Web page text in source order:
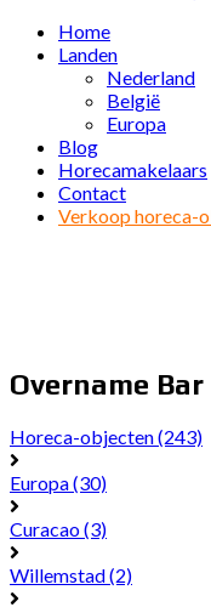
Home
Landen
Nederland
België
Europa
Blog
Horecamakelaars
Contact
Verkoop horeca-
Overname
Horeca-objecten(243)
Europa(30)
Curacao(3)
Willemstad(2)